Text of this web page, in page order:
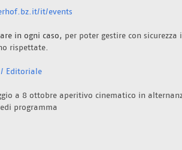
it/events
in ogni caso, per poter gestire con
rispettate.
Editoriale
a 8 ottobre aperitivo cinematico in
programma